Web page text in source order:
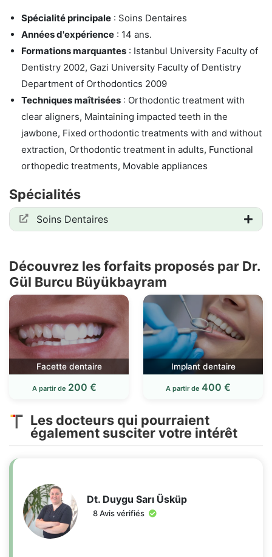
Spécialité principale : Soins Dentaires
Années d'expérience : 14 ans.
Formations marquantes : Istanbul University Faculty of
Dentistry 2002, Gazi University Faculty of Dentistry
Department of Orthodontics 2009
Techniques maîtrisées : Orthodontic treatment with
clear aligners, Maintaining impacted teeth in the
jawbone, Fixed orthodontic treatments with and without
extraction, Orthodontic treatment in adults, Functional
orthopedic treatments, Movable appliances
Spécialités
Soins Dentaires
Découvrez les forfaits proposés par Dr.
Gül Burcu Büyükbayram
Facette dentaire
A partir de 200 €
Implant dentaire
A partir de 400 €
Les docteurs qui pourraient
également susciter votre intérêt
Dt. Duygu Sarı Üsküp
8 Avis vérifiés